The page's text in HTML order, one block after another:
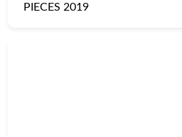
PIECES 2019